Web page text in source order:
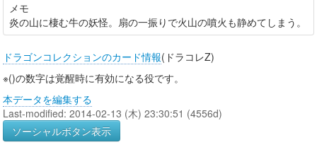
メモ
炎の山に棲む牛の妖怪。扇の一振りで火山の噴火も静めてしまう。
ドラゴンコレクションのカード情報(ドラコレZ)
※()の数字は覚醒時に有効になる役です。
本データを編集する
Last-modified: 2014-02-13 (木) 23:30:51 (4556d)
ソーシャルボタン表示